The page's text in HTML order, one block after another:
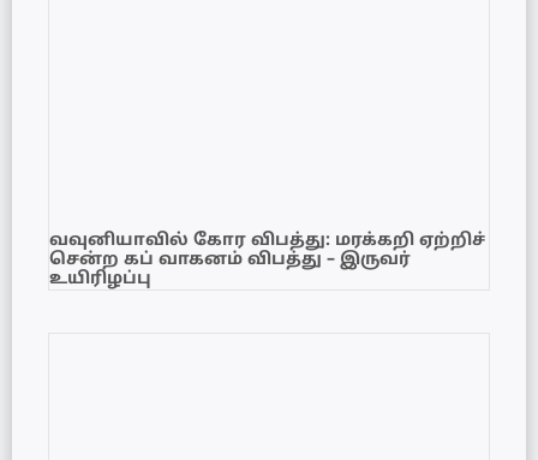
வவுனியாவில் கோர விபத்து: மரக்கறி ஏற்றிச்
சென்ற கப் வாகனம் விபத்து – இருவர்
உயிரிழப்பு